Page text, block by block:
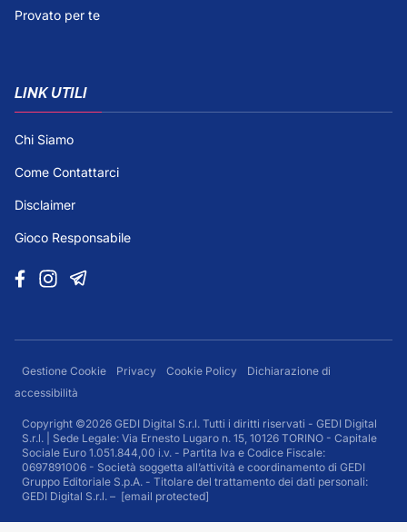
Provato per te
LINK UTILI
Chi Siamo
Come Contattarci
Disclaimer
Gioco Responsabile
Gestione Cookie Privacy Cookie Policy
Dichiarazione di
accessibilità
Copyright ©2026 GEDI Digital S.r.l. Tutti i diritti riservati - GEDI Digital
S.r.l. | Sede Legale: Via Ernesto Lugaro n. 15, 10126 TORINO - Capitale
Sociale Euro 1.051.844,00 i.v. - Partita Iva e Codice Fiscale:
0697891006 - Società soggetta all’attività e coordinamento di GEDI
Gruppo Editoriale S.p.A. - Titolare del trattamento dei dati personali:
GEDI Digital S.r.l. – [email protected]